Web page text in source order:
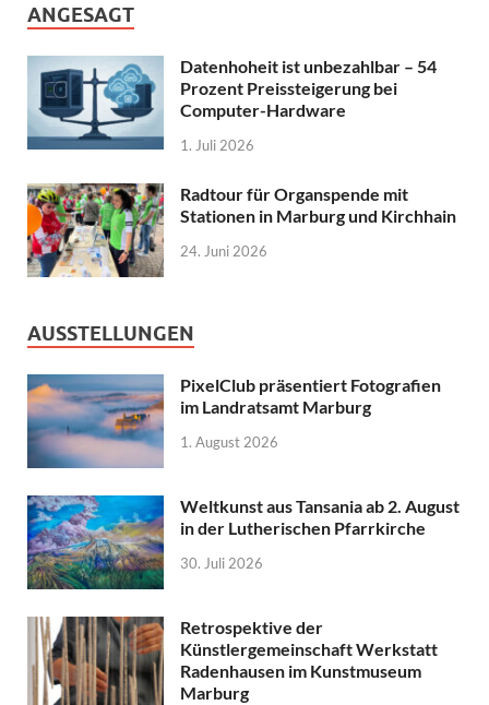
ANGESAGT
Datenhoheit ist unbezahlbar – 54
Prozent Preissteigerung bei
Computer-Hardware
1. Juli 2026
Radtour für Organspende mit
Stationen in Marburg und Kirchhain
24. Juni 2026
AUSSTELLUNGEN
PixelClub präsentiert Fotografien
im Landratsamt Marburg
1. August 2026
Weltkunst aus Tansania ab 2. August
in der Lutherischen Pfarrkirche
30. Juli 2026
Retrospektive der
Künstlergemeinschaft Werkstatt
Radenhausen im Kunstmuseum
Marburg